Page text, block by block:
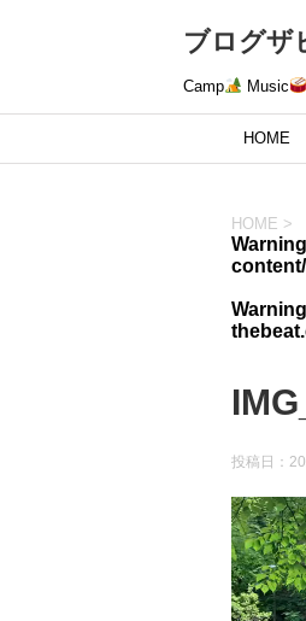
ブログザ
Camp Music
HOME
HOME >
Warning
Warning
投稿日：
動
画
プ
レ
ー